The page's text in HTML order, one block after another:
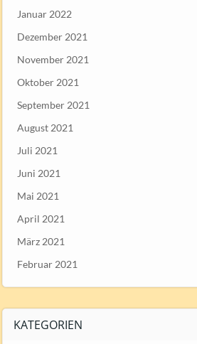
Januar 2022
Dezember 2021
November 2021
Oktober 2021
September 2021
August 2021
Juli 2021
Juni 2021
Mai 2021
April 2021
März 2021
Februar 2021
KATEGORIEN